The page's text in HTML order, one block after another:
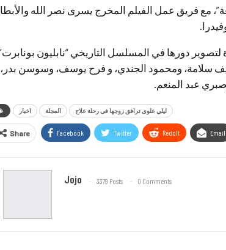
مع فريق عمل الفيلم المخرج يسرى نصر الله
لتصوير دورها في المسلسل التاريخي “نابليون
سلامة، ومحمود الجندي، و فرح يوسف، وسوسن بدر،
عبد المنعم.
اخبار المجلة ليلي علوى ترافق زوجها فى رحلة علاج
Share Facebook Twitter ReddIt Email
Jojo 3379 Posts 0 Comments